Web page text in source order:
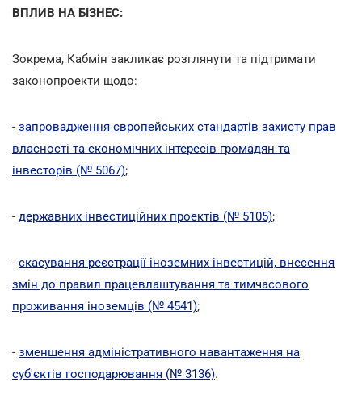
ВПЛИВ НА БІЗНЕС:
Зокрема, Кабмін закликає розглянути та підтримати
законопроекти щодо:
- запровадження європейських стандартів захисту прав
власності та економічних інтересів громадян та
інвесторів (№ 5067);
- державних інвестиційних проектів (№ 5105);
- скасування реєстрації іноземних інвестицій, внесення
змін до правил працевлаштування та тимчасового
проживання іноземців (№ 4541);
- зменшення адміністративного навантаження на
суб'єктів господарювання (№ 3136).